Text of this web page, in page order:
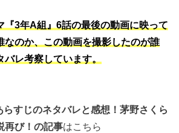
『3年A組』6話の最後の動画に映って
なのか、この動画を撮影したのが誰
レ考察しています。
らすじのネタバレと感想！茅野さくら
再び！の記事はこちら